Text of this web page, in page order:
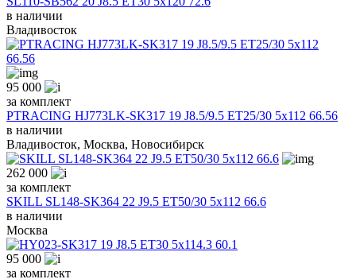
в наличии
Владивосток
95 000
за комплект
PTRACING HJ773LK-SK317 19 J8.5/9.5 ET25/30 5x112 66.56
в наличии
Владивосток, Москва, Новосибирск
262 000
за комплект
SKILL SL148-SK364 22 J9.5 ET50/30 5x112 66.6
в наличии
Москва
95 000
за комплект